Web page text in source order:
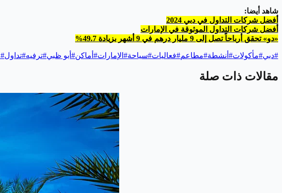
شاهد أيضا:
أفضل شركات التداول في دبي 2024
أفضل شركات التداول الموثوقة في الإمارات
«دو» تحقق أرباحاً تصل إلى 9 مليار درهم في 9 أشهر بزيادة 49.7%
#دبي#مأكولات# أنشطة#مطاعم#فعاليات#سياحة# الإمارات# أماكن# أبو ظبي#ترفيه#تداول#
مقالات ذات صلة